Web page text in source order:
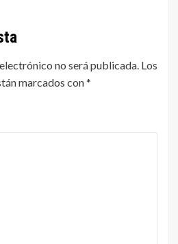
no será publicada. Los
marcados con*